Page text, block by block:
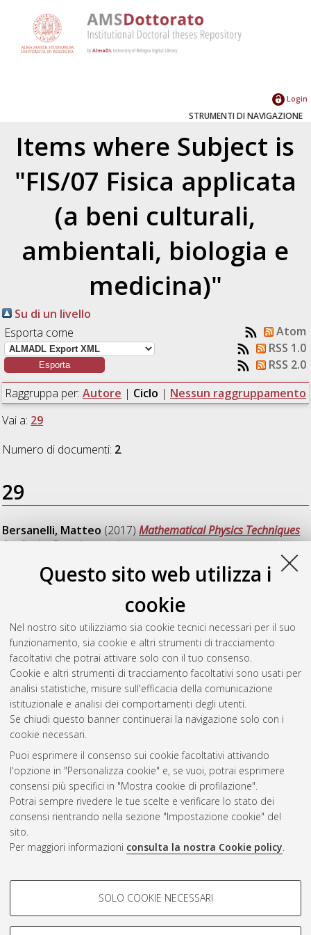
Questo sito web utilizza i
cookie
Nel nostro sito utilizziamo sia cookie tecnici necessari per il suo
funzionamento, sia cookie e altri strumenti di tracciamento
facoltativi che potrai attivare solo con il tuo consenso.
Cookie e altri strumenti di tracciamento facoltativi sono usati per
analisi statistiche, misure sull'efficacia della comunicazione
istituzionale e analisi dei comportamenti degli utenti.
Se chiudi questo banner continuerai la navigazione solo con i
cookie necessari.
Puoi esprimere il consenso sui cookie facoltativi attivando
l'opzione in "Personalizza cookie" e, se vuoi, potrai esprimere
consensi più specifici in "Mostra cookie di profilazione".
Potrai sempre rivedere le tue scelte e verificare lo stato dei
consensi rientrando nella sezione "Impostazione cookie" del
sito.
Per maggiori informazioni consulta la nostra Cookie policy.
COOKIE DI PROFILAZIONE -
Si tratta di cookie utilizzati per analizzare le caratteristiche della
SOLO COOKIE NECESSARI
Login
STRUMENTI DI NAVIGAZIONE
Items where Subject is
"FIS/07 Fisica applicata
(a beni culturali,
ambientali, biologia e
medicina)"
Su di un livello
Esporta come
Atom
RSS 1.0
RSS 2.0
Raggruppa per: Autore | Ciclo | Nessun raggruppamento
Vai a: 29
Numero di documenti: 2.
29
Bersanelli, Matteo (2017)Mathematical Physics Techniques
for Omics Data Integration, [Dissertation thesis], Alma Mater
Fisica
29 Ciclo. DOI 10.6092/unibo/amsdottorato/7812.
Stochastic Modeling and Statistical
Properties of Biological Systems Inferred from Omics Data
[Dissertation thesis], Alma Mater Studiorum Università di
Bologna. Dottorato di ricerca inFisica, 29 Ciclo. DOI
10.6092/unibo/amsdottorato/7810.
Questa lista e' stata generata ilFri Aug 7 20:35:21 2026 CEST
Atom
Rss 1.0
Rss 2.0
ISSN: 2038-7946
Impostazioni Cookie
Informativa sulla privacy
Condizioni d’uso del sito